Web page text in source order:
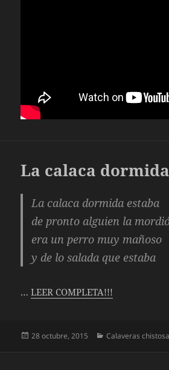
La calaca
La calaca dormida estaba
de pronto alguien la
era un perro muy mañoso
y de lo salada que estaba
…LEER COMPLETA!!!
Publicado
28 octubre, 2015 Categorías
Calaveras